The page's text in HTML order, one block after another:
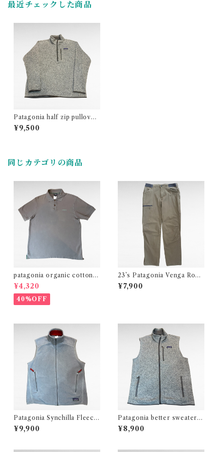
最近チェックした商品
Patagonia half zip pullover
better sweater
¥9,500
同じカテゴリの商品
patagonia organic cotton p
lain polo shirt
¥4,320
40%OFF
23’s Patagonia Venga Rock
Climbing Pants
¥7,900
Patagonia Synchilla Fleece
Vest
¥9,900
Patagonia better sweater z
ip up vest
¥8,900